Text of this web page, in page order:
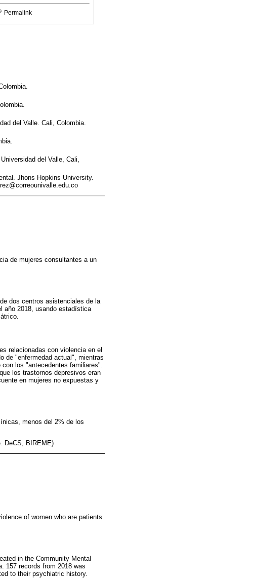
Permalink
del Valle. Cali, Colombia.
del Valle, Cali,
Jhons Hopkins University.
de mujeres consultantes a un
dos centros asistenciales de la
año 2018, usando estadística
relacionadas con violencia en el
de "enfermedad actual", mientras
los "antecedentes familiares".
los trastornos depresivos eran
en mujeres no expuestas y
menos del 2% de los
DeCS, BIREME)
of women who are patients
in the Community Mental
157 records from 2018 was
to their psychiatric history.